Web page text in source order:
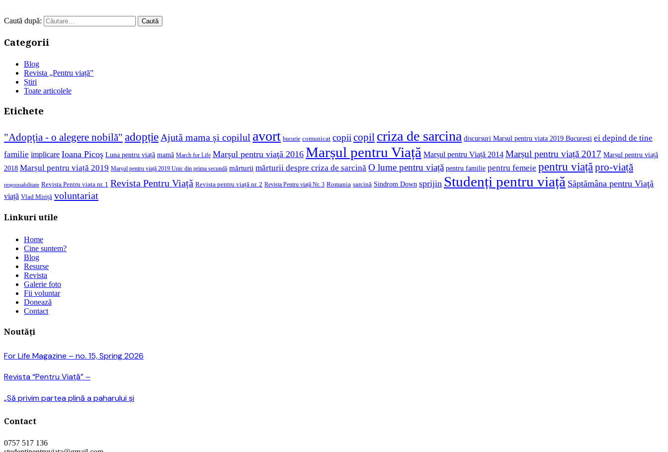
Caută după:
Categorii
Blog
Revista „Pentru viață”
Știri
Toate articolele
Etichete
"Adopţia - o alegere nobilă" adopție Ajută mama și copilul avort bucurie comunicat copii copil criza de sarcina discursuri Marsul pentru viata 2019 Bucuresti ei depind de tine
familie implicare Ioana Picoş Luna pentru viață mamă March for Life Marşul pentru viaţă 2016 Marșul pentru Viață Marșul pentru Viață 2014 Marșul pentru viață 2017 Marșul pentru viață
2018 Marșul pentru viață 2019 Marșul pentru viață 2019 Unic din prima secundă mărturii mărturii despre criza de sarcină O lume pentru viață pentru familie pentru femeie pentru viațăpro-viață
responsabilitate Revista Pentru viata nr. 1 Revista Pentru Viață Revista pentru viață nr. 2 Revista Pentru viață Nr. 3 Romania sarcină Sindrom Down sprijin Studenți pentru viață Săptămâna pentru Viaţă
viață Vlad Miriță voluntariat
Linkuri utile
Home
Cine suntem?
Blog
Resurse
Revista
Galerie foto
Fii voluntar
Donează
Contact
Noutăți
For Life Magazine – no. 15, Spring 2026
Revista “Pentru Viață” –
„Să privim partea plină a paharului și
Contact
0757 517 136